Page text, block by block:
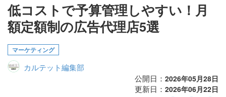
実績・お客様の声
初めて導入をお考えの方
代理店の乗り換えをお考えの方
広告代理店・HP制作会社様へ
低コストで予算管理しやすい！月
額定額制の広告代理店5選
マーケティング
カルテット編集部
公開日： 2026年05月28日
更新日： 2026年06月22日